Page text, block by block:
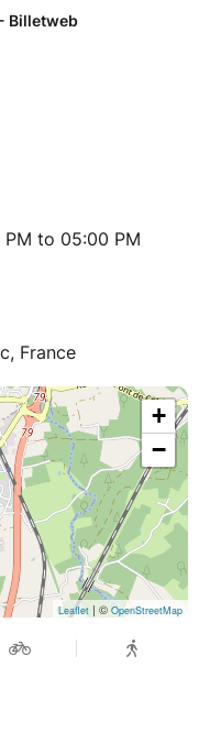
to 05:00 PM
France
+
−
Leaflet | ©OpenStreetMap